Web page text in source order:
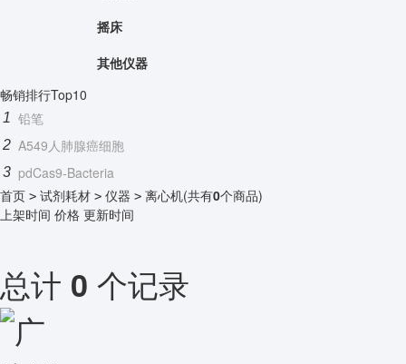
摇床
其他仪器
畅销排行Top10
1 铅笔
2 A549人肺腺癌细胞
3 pdCas9-Bacteria
首页 > 试剂耗材 > 仪器 > 离心机(共有0个商品)
上架时间 价格 更新时间
总计 0 个记录